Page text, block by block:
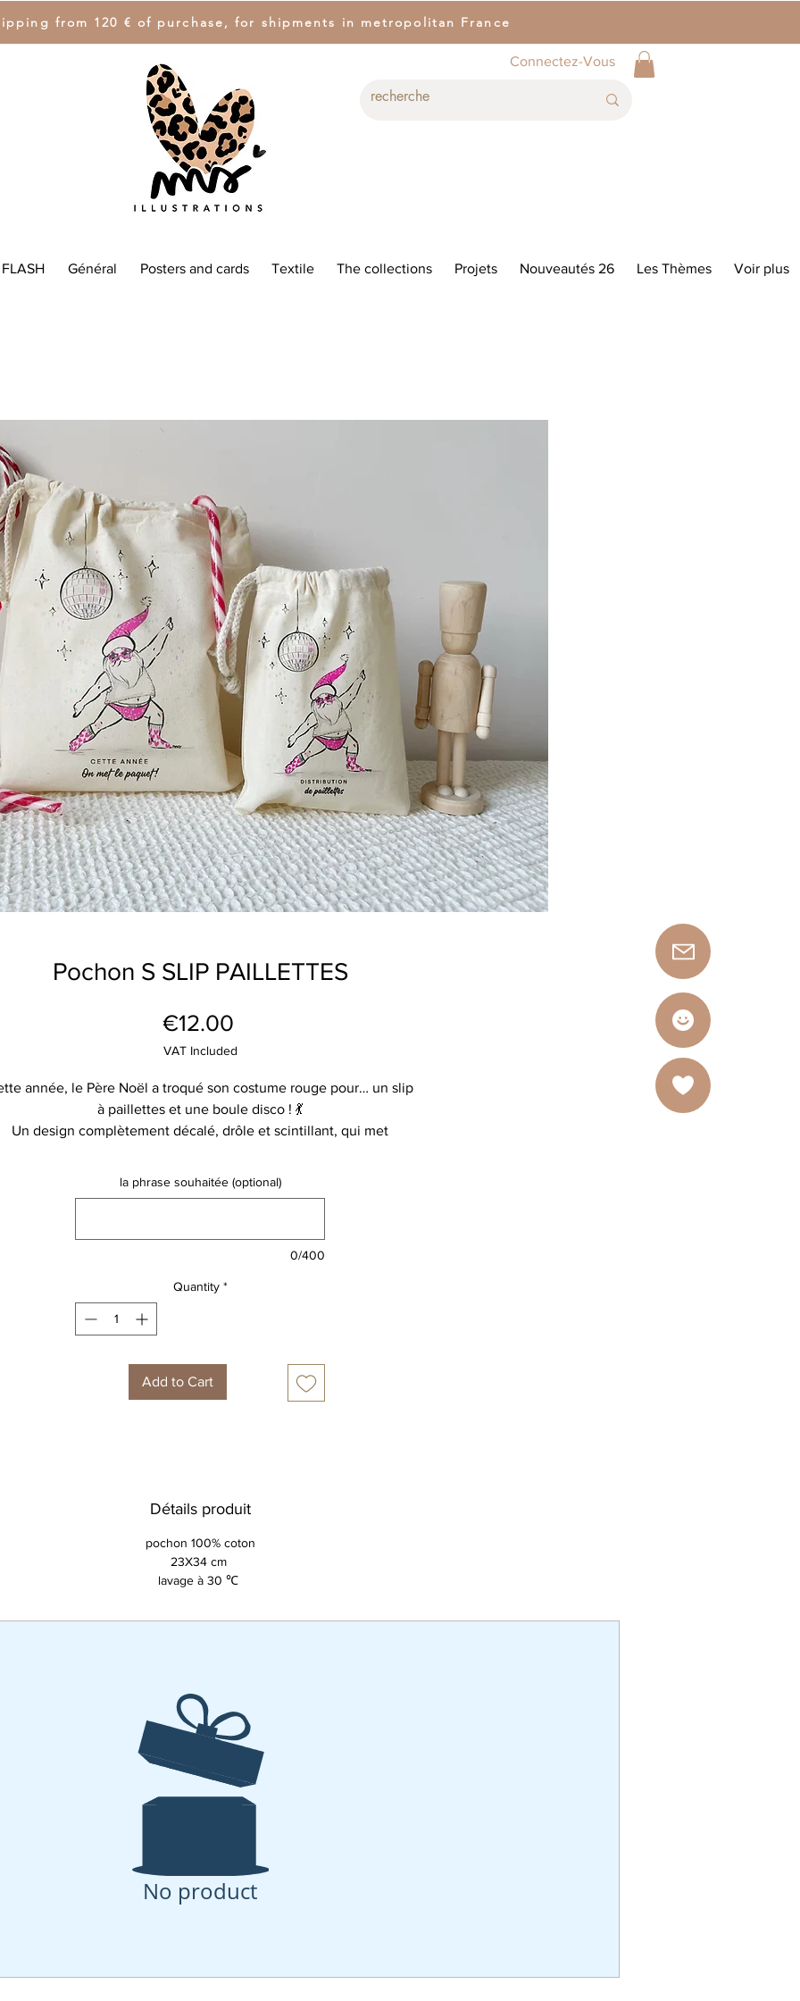
from 120 € of purchase, for shipments in metropolitan France
Connectez-Vous
Général Posters and cards Textile The collections Projets Nouveautés 26 Les Thèmes Voir plus
Pochon S SLIP PAILLETTES
€12.00Price
VAT Included
année, le Père Noël a troqué son costume rouge pour… un slip
à paillettes et une boule disco ! 💃
Un design complètement décalé, drôle et scintillant, qui met
autrement ! ✨
la phrase souhaitée (optional)
0/400
Quantity *
Add to Cart
Détails produit
pochon 100% coton
23X34 cm
lavage à 30 ℃
No product